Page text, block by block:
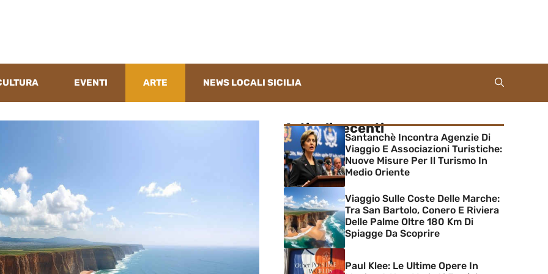
EVENTI ARTE NEWS LOCALI SICILIA
Articoli recenti
Santanchè Incontra Agenzie Di
Viaggio E Associazioni Turistiche:
Nuove Misure Per Il Turismo In
Medio Oriente
Viaggio Sulle Coste Delle Marche:
Tra San Bartolo, Conero E Riviera
Delle Palme Oltre 180 Km Di
Spiagge Da Scoprire
Paul Klee: Le Ultime Opere In